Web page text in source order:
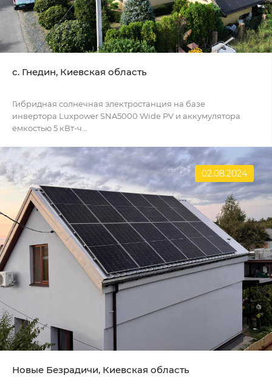
с. Гнедин, Киевская область
Гибридная солнечная электростанция на базе
инвертора Luxpower SNA5000 Wide PV и аккумулятора
емкостью 5 кВт-ч...
02.08.2024
Новые Безрадичи, Киевская область